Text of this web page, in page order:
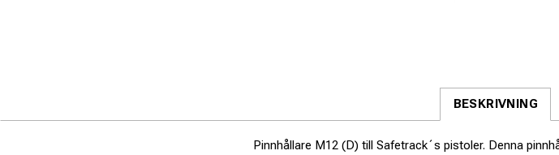
BESKRIVNING
Pinnhållare M12 (D) till Safetrack´s pistoler. Denna